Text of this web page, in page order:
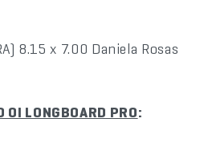
8.15 x 7.00 Daniela Rosas
OI LONGBOARD PRO: